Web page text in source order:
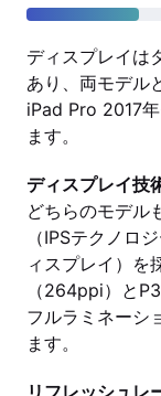
ディスプレイは
あり、両モデル
iPad Pro 2017
ます。
ディスプレイ技
どちらのモデル
（IPSテクノロ
ィスプレイ）を
（264ppi）と
フルラミネーシ
ます。
リフレッシュレ